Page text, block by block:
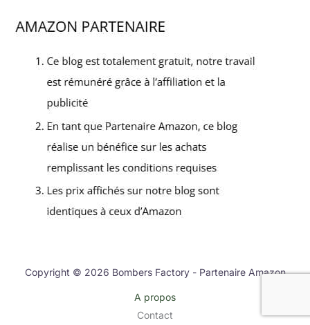
Copyright © 2026 Bombers Factory - Partenaire Amazon
A propos
Contact